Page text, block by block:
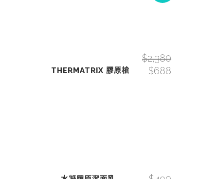
THERMATRIX 膠原槍
$2,380
$688